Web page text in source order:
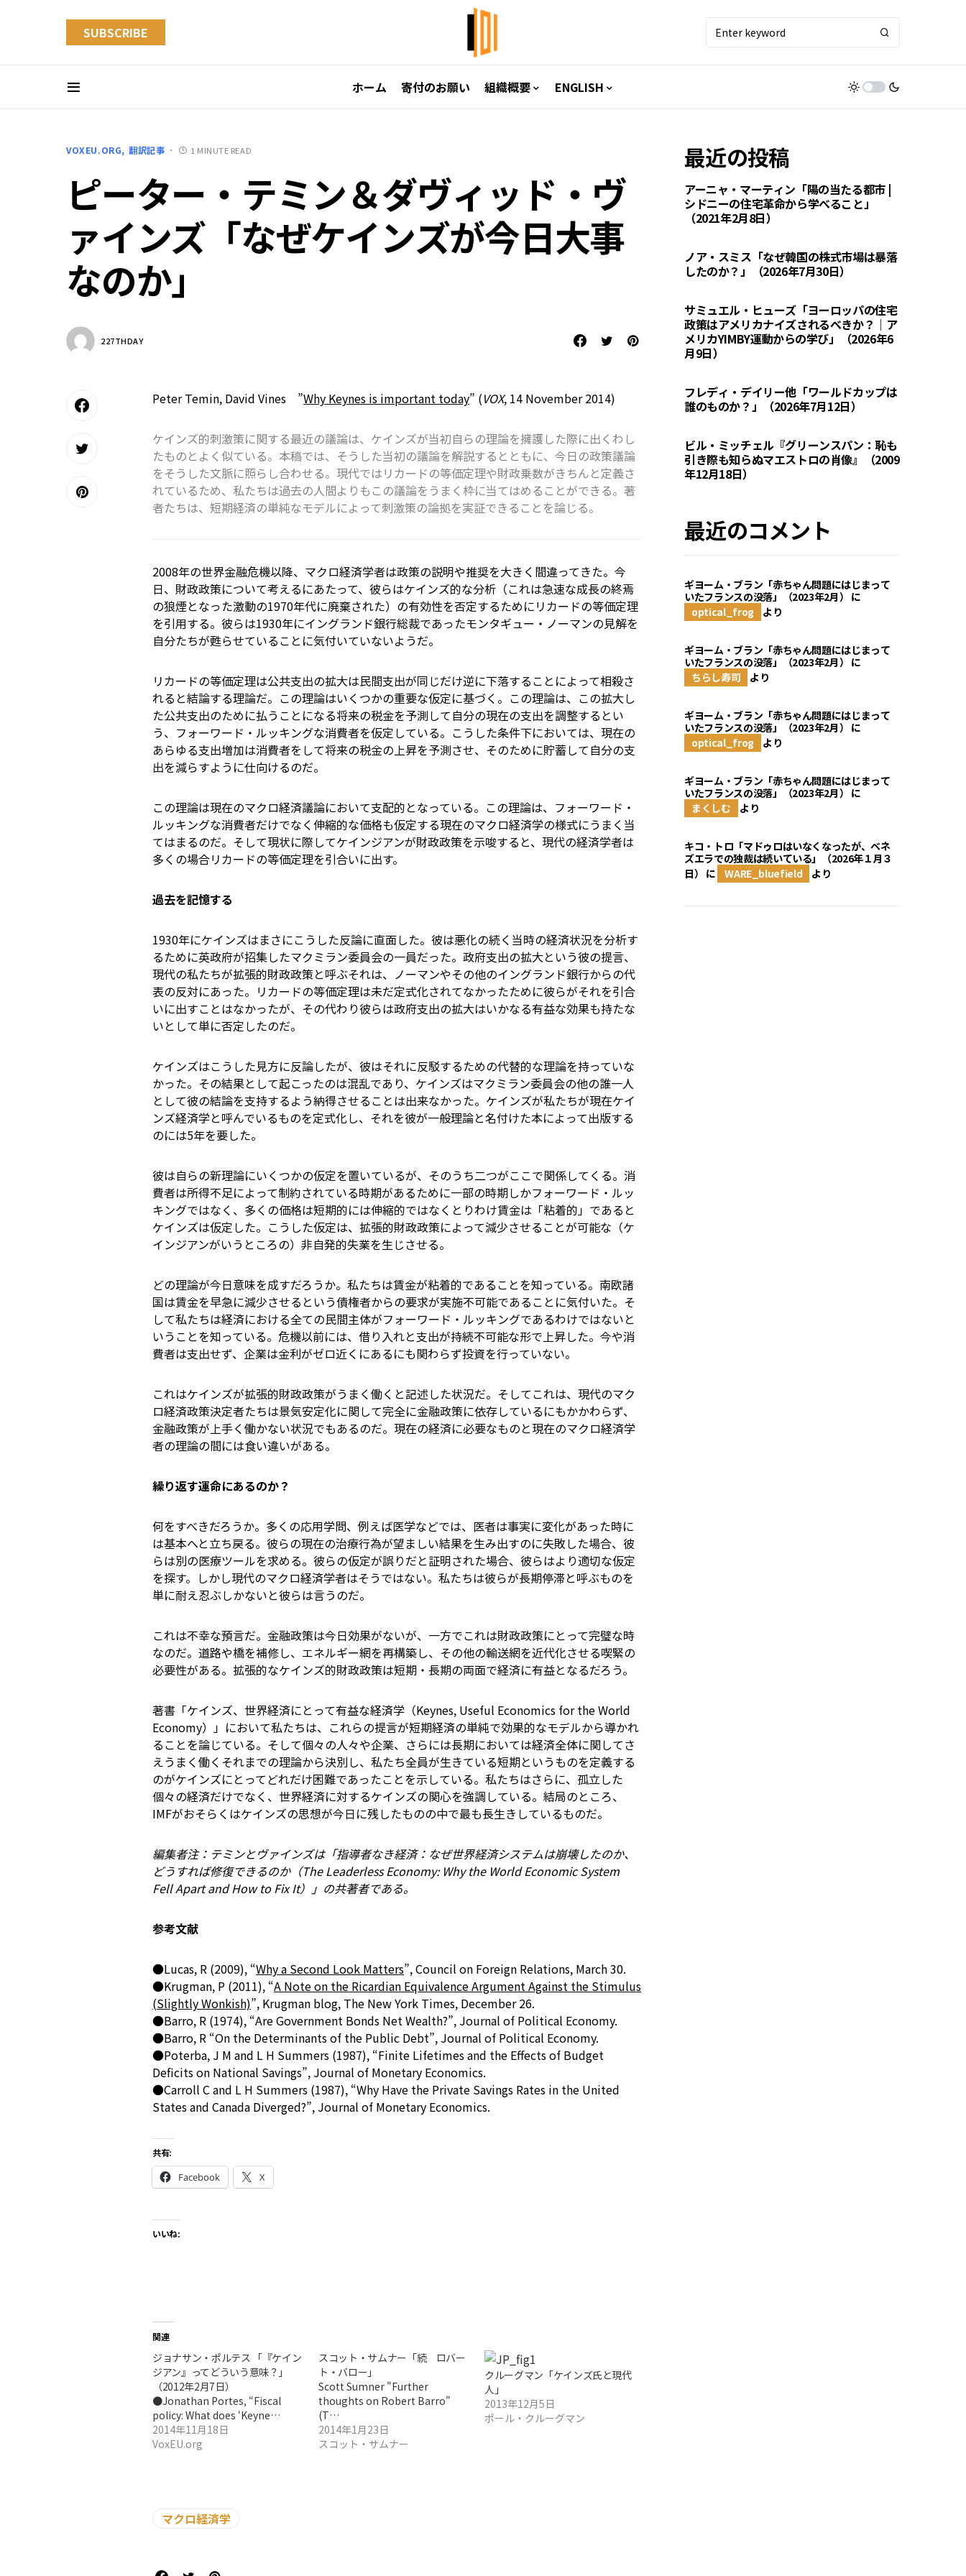
SUBSCRIBE
ホーム 寄付のお願い 組織概要 ENGLISH
VOXEU.ORG 翻訳記事 1 MINUTE READ
ピーター・テミン＆ダヴィッド・ヴ
ァインズ「なぜケインズが今日大事
なのか」
227THDAY
Peter Temin, David Vines ”Why Keynes is important today” (VOX, 14 November 2014)
ケインズ的刺激策に関する最近の議論は、ケインズが当初自らの理論を擁護した際に出くわし
たものとよく似ている。本稿では、そうした当初の議論を解説するとともに、今日の政策議論
をそうした文脈に照らし合わせる。現代ではリカードの等価定理や財政乗数がきちんと定義さ
れているため、私たちは過去の人間よりもこの議論をうまく枠に当てはめることができる。著
者たちは、短期経済の単純なモデルによって刺激策の論拠を実証できることを論じる。
2008年の世界金融危機以降、マクロ経済学者は政策の説明や推奨を大きく間違ってきた。今
日、財政政策について考えるにあたって、彼らはケインズ的な分析（これは急速な成長の終焉
の狼煙となった激動の1970年代に廃棄された）の有効性を否定するためにリカードの等価定理
を引用する。彼らは1930年にイングランド銀行総裁であったモンタギュー・ノーマンの見解を
自分たちが甦らせていることに気付いていないようだ。
リカードの等価定理は公共支出の拡大は民間支出が同じだけ逆に下落することによって相殺さ
れると結論する理論だ。この理論はいくつかの重要な仮定に基づく。この理論は、この拡大し
た公共支出のために払うことになる将来の税金を予測して自分の現在の支出を調整するとい
う、フォーワード・ルッキングな消費者を仮定している。こうした条件下においては、現在の
あらゆる支出増加は消費者をして将来の税金の上昇を予測させ、そのために貯蓄して自分の支
出を減らすように仕向けるのだ。
この理論は現在のマクロ経済議論において支配的となっている。この理論は、フォーワード・
ルッキングな消費者だけでなく伸縮的な価格も仮定する現在のマクロ経済学の様式にうまく当
てはまるのだ。そして現状に際してケインジアンが財政政策を示唆すると、現代の経済学者は
多くの場合リカードの等価定理を引合いに出す。
過去を記憶する
1930年にケインズはまさにこうした反論に直面した。彼は悪化の続く当時の経済状況を分析す
るために英政府が招集したマクミラン委員会の一員だった。政府支出の拡大という彼の提言、
現代の私たちが拡張的財政政策と呼ぶそれは、ノーマンやその他のイングランド銀行からの代
表の反対にあった。リカードの等価定理は未だ定式化されてなかったために彼らがそれを引合
いに出すことはなかったが、その代わり彼らは政府支出の拡大はいかなる有益な効果も持たな
いとして単に否定したのだ。
ケインズはこうした見方に反論したが、彼はそれに反駁するための代替的な理論を持っていな
かった。その結果として起こったのは混乱であり、ケインズはマクミラン委員会の他の誰一人
として彼の結論を支持するよう納得させることは出来なかった。ケインズが私たちが現在ケイ
ンズ経済学と呼んでいるものを定式化し、それを彼が一般理論と名付けた本によって出版する
のには5年を要した。
彼は自らの新理論にいくつかの仮定を置いているが、そのうち二つがここで関係してくる。消
費者は所得不足によって制約されている時期があるために一部の時期しかフォーワード・ルッ
キングではなく、多くの価格は短期的には伸縮的ではなくとりわけ賃金は「粘着的」であると
ケインズは仮定した。こうした仮定は、拡張的財政政策によって減少させることが可能な（ケ
インジアンがいうところの）非自発的失業を生じさせる。
どの理論が今日意味を成すだろうか。私たちは賃金が粘着的であることを知っている。南欧諸
国は賃金を早急に減少させるという債権者からの要求が実施不可能であることに気付いた。そ
して私たちは経済における全ての民間主体がフォーワード・ルッキングであるわけではないと
いうことを知っている。危機以前には、借り入れと支出が持続不可能な形で上昇した。今や消
費者は支出せず、企業は金利がゼロ近くにあるにも関わらず投資を行っていない。
これはケインズが拡張的財政政策がうまく働くと記述した状況だ。そしてこれは、現代のマク
ロ経済政策決定者たちは景気安定化に関して完全に金融政策に依存しているにもかかわらず、
金融政策が上手く働かない状況でもあるのだ。現在の経済に必要なものと現在のマクロ経済学
者の理論の間には食い違いがある。
繰り返す運命にあるのか？
何をすべきだろうか。多くの応用学問、例えば医学などでは、医者は事実に変化があった時に
は基本へと立ち戻る。彼らの現在の治療行為が望ましい結果を生み出すのに失敗した場合、彼
らは別の医療ツールを求める。彼らの仮定が誤りだと証明された場合、彼らはより適切な仮定
を探す。しかし現代のマクロ経済学者はそうではない。私たちは彼らが長期停滞と呼ぶものを
単に耐え忍ぶしかないと彼らは言うのだ。
これは不幸な預言だ。金融政策は今日効果がないが、一方でこれは財政政策にとって完璧な時
なのだ。道路や橋を補修し、エネルギー網を再構築し、その他の輸送網を近代化させる喫緊の
必要性がある。拡張的なケインズ的財政政策は短期・長期の両面で経済に有益となるだろう。
著書「ケインズ、世界経済にとって有益な経済学（Keynes, Useful Economics for the World
Economy）」において私たちは、これらの提言が短期経済の単純で効果的なモデルから導かれ
ることを論じている。そして個々の人々や企業、さらには長期においては経済全体に関してさ
えうまく働くそれまでの理論から決別し、私たち全員が生きている短期というものを定義する
のがケインズにとってどれだけ困難であったことを示している。私たちはさらに、孤立した
個々の経済だけでなく、世界経済に対するケインズの関心を強調している。結局のところ、
IMFがおそらくはケインズの思想が今日に残したものの中で最も長生きしているものだ。
編集者注：テミンとヴァインズは「指導者なき経済：なぜ世界経済システムは崩壊したのか、
どうすれば修復できるのか（The Leaderless Economy: Why the World Economic System
Fell Apart and How to Fix It）」の共著者である。
参考文献
●Lucas, R (2009), “Why a Second Look Matters”, Council on Foreign Relations, March 30.
●Krugman, P (2011), “A Note on the Ricardian Equivalence Argument Against the Stimulus
(Slightly Wonkish)”, Krugman blog, The New York Times, December 26.
●Barro, R (1974), “Are Government Bonds Net Wealth?”, Journal of Political Economy.
●Barro, R “On the Determinants of the Public Debt”, Journal of Political Economy.
●Poterba, J M and L H Summers (1987), “Finite Lifetimes and the Effects of Budget
Deficits on National Savings”, Journal of Monetary Economics.
●Carroll C and L H Summers (1987), “Why Have the Private Savings Rates in the United
States and Canada Diverged?”, Journal of Monetary Economics.
共有:
Facebook X
いいね:
関連
ジョナサン・ポルテス 「『ケイン
ジアン』ってどういう意味？」
（2012年2月7日）
●Jonathan Portes, “Fiscal
policy: What does ‘Keyne…
2014年11月18日
VoxEU.org
スコット・サムナー「続 ロバー
ト・バロー」
Scott Sumner "Further
thoughts on Robert Barro"
(T…
2014年1月23日
スコット・サムナー
クルーグマン「ケインズ氏と現代
人」
2013年12月5日
ポール・クルーグマン
マクロ経済学
最近の投稿
アーニャ・マーティン「陽の当たる都市 |
シドニーの住宅革命から学べること」
（2021年2月8日）
ノア・スミス「なぜ韓国の株式市場は暴落
したのか？」（2026年7月30日）
サミュエル・ヒューズ「ヨーロッパの住宅
政策はアメリカナイズされるべきか？｜ア
メリカYIMBY運動からの学び」（2026年6
月9日）
フレディ・デイリー他「ワールドカップは
誰のものか？」（2026年7月12日）
ビル・ミッチェル『グリーンスパン：恥も
引き際も知らぬマエストロの肖像』（2009
年12月18日）
最近のコメント
ギヨーム・ブラン「赤ちゃん問題にはじまって
いたフランスの没落」（2023年2月） に
optical_frog
より
ギヨーム・ブラン「赤ちゃん問題にはじまって
いたフランスの没落」（2023年2月） に
ちらし寿司
より
ギヨーム・ブラン「赤ちゃん問題にはじまって
いたフランスの没落」（2023年2月） に
optical_frog
より
ギヨーム・ブラン「赤ちゃん問題にはじまって
いたフランスの没落」（2023年2月） に
まくしむ
より
キコ・トロ「マドゥロはいなくなったが、ベネ
ズエラでの独裁は続いている」（2026年１月３
日） に WARE_bluefield より